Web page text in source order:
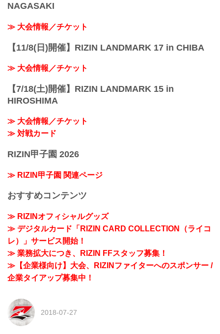
NAGASAKI
≫ 大会情報／チケット
【11/8(日)開催】RIZIN LANDMARK 17 in CHIBA
≫ 大会情報／チケット
【7/18(土)開催】RIZIN LANDMARK 15 in
HIROSHIMA
≫ 大会情報／チケット
≫ 対戦カード
RIZIN甲子園 2026
≫ RIZIN甲子園 関連ページ
おすすめコンテンツ
≫ RIZINオフィシャルグッズ
≫ デジタルカード「RIZIN CARD COLLECTION（ライコ
レ）」サービス開始！
≫ 業務拡大につき、RIZIN FFスタッフ募集！
≫【企業様向け】大会、RIZINファイターへのスポンサー /
企業タイアップ募集中！
2018-07-27